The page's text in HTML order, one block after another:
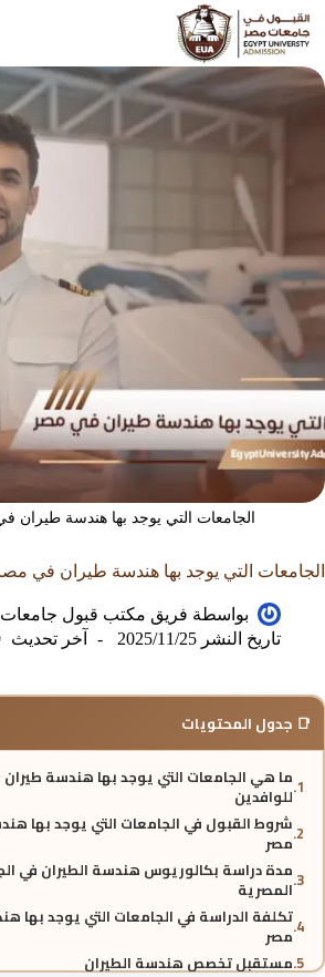
الجامعات التي يوجد بها هندسة طيران
الجامعات التي يوجد بها هندسة طيران في
بواسطة فريق مكتب قبول
تاريخ النشر 2025/11/25 آخر تحديث
📑 جدول المحتويات
ما هي الجامعات التي يوجد بها هندسة
للوافدين
شروط القبول في الجامعات التي يوجد بها
مصر
مدة دراسة بكالوريوس هندسة الطيران في
المصرية
تكلفة الدراسة في الجامعات التي يوجد بها
مصر
مستقبل تخصص هندسة الطيران